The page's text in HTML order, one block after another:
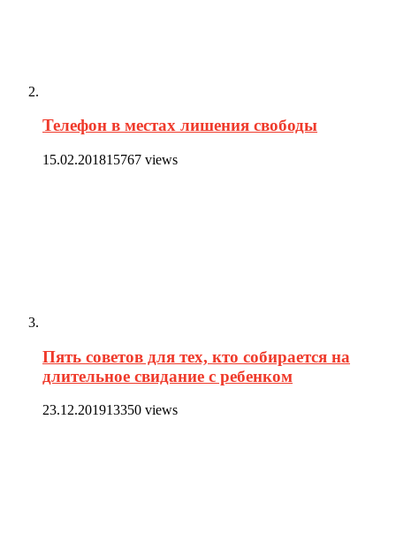
Телефон в местах лишения свободы
15.02.201815767 views
Пять советов для тех, кто собирается на
длительное свидание с ребенком
23.12.201913350 views